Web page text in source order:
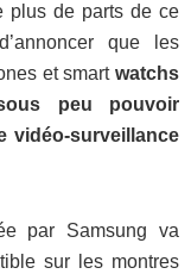
plus de parts de ce
que les
et smart watchs
peu pouvoir
vidéo-surveillance
par Samsung va
sur les montres